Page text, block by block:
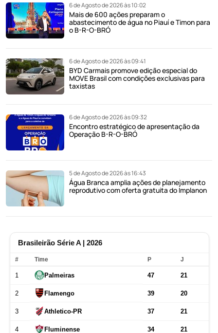
6 de Agosto de 2026 às 10:02
Mais de 600 ações preparam o
abastecimento de água no Piauí e Timon para
o B-R-O-BRÓ
6 de Agosto de 2026 às 09:41
BYD Carmais promove edição especial do
MOVE Brasil com condições exclusivas para
taxistas
6 de Agosto de 2026 às 09:32
Encontro estratégico de apresentação da
Operação B-R-O-BRÓ
5 de Agosto de 2026 às 16:43
Água Branca amplia ações de planejamento
reprodutivo com oferta gratuita do Implanon